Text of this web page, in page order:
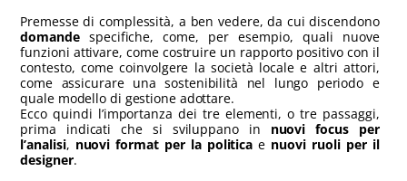
Premesse di complessità, a ben vedere, da cui discendono
domandespecifiche, come, per esempio, quali nuove
funzioni attivare, come costruire un rapporto positivo con il
contesto, come coinvolgere la società locale e altri attori,
come assicurare una sostenibilità nel lungo periodo e
quale modello di gestione adottare.
Ecco quindi l’importanza dei tre elementi, o tre passaggi,
prima indicati che si sviluppano in nuovi focus per
l’analisi, nuovi format per la politica e nuovi ruoli per il
designer.